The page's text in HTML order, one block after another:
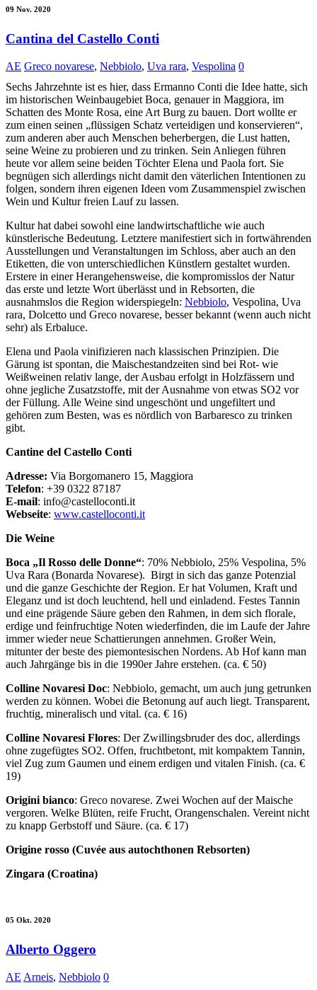
09 Nov. 2020
Cantina del Castello Conti
AE Greco novarese, Nebbiolo, Uva rara, Vespolina 0
Sechs Jahrzehnte ist es hier, dass Ermanno Conti die Idee hatte, sich
im historischen Weinbaugebiet Boca, genauer in Maggiora, im
Schatten des Monte Rosa, eine Art Burg zu bauen. Dort wollte er
zum einen seinen „flüssigen Schatz verteidigen und konservieren“,
zum anderen aber auch Menschen beherbergen, die Lust hatten,
seine Weine zu probieren und zu trinken. Sein Anliegen führen
heute vor allem seine beiden Töchter Elena und Paola fort. Sie
begnügen sich allerdings nicht damit den väterlichen Intentionen zu
folgen, sondern ihren eigenen Ideen vom Zusammenspiel zwischen
Wein und Kultur freien Lauf zu lassen.
Kultur hat dabei sowohl eine landwirtschaftliche wie auch
künstlerische Bedeutung. Letztere manifestiert sich in fortwährenden
Ausstellungen und Veranstaltungen im Schloss, aber auch an den
Etiketten, die von unterschiedlichen Künstlern gestaltet wurden.
Erstere in einer Herangehensweise, die kompromisslos der Natur
das erste und letzte Wort überlässt und in Rebsorten, die
ausnahmslos die Region widerspiegeln: Nebbiolo, Vespolina, Uva
rara, Dolcetto und Greco novarese, besser bekannt (wenn auch nicht
sehr) als Erbaluce.
Elena und Paola vinifizieren nach klassischen Prinzipien. Die
Gärung ist spontan, die Maischestandzeiten sind bei Rot- wie
Weißweinen relativ lange, der Ausbau erfolgt in Holzfässern und
ohne jegliche Zusatzstoffe, mit der Ausnahme von etwas SO2 vor
der Füllung. Alle Weine sind ungeschönt und ungefiltert und
gehören zum Besten, was es nördlich von Barbaresco zu trinken
gibt.
Cantine del Castello Conti
Adresse: Via Borgomanero 15, Maggiora
Telefon: +39 0322 87187
E-mail: info@castelloconti.it
Webseite: www.castelloconti.it
Die Weine
Boca „Il Rosso delle Donne“: 70% Nebbiolo, 25% Vespolina, 5%
Uva Rara (Bonarda Novarese). Birgt in sich das ganze Potenzial
und die ganze Geschichte der Region. Er hat Volumen, Kraft und
Eleganz und ist doch leuchtend, hell und einladend. Festes Tannin
und eine prägende Säure geben den Rahmen, in dem sich florale,
erdige und feinfruchtige Noten wiederfinden, die im Laufe der Jahre
immer wieder neue Schattierungen annehmen. Großer Wein,
mitunter der beste des piemontesischen Nordens. Ab Hof kann man
auch Jahrgänge bis in die 1990er Jahre erstehen. (ca. € 50)
Colline Novaresi Doc: Nebbiolo, gemacht, um auch jung getrunken
werden zu können. Wobei die Betonung auf auch liegt. Transparent,
fruchtig, mineralisch und vital. (ca. € 16)
Colline Novaresi Flores: Der Zwillingsbruder des doc, allerdings
ohne zugefügtes SO2. Offen, fruchtbetont, mit kompaktem Tannin,
viel Zug zum Gaumen und einem erdigen und vitalen Finish. (ca. €
19)
Origini bianco: Greco novarese. Zwei Wochen auf der Maische
vergoren. Welke Blüten, reife Frucht, Orangenschalen. Vereint nicht
zu knapp Gerbstoff und Säure. (ca. € 17)
Origine rosso (Cuvée aus autochthonen Rebsorten)
Zingara (Croatina)
05 Okt. 2020
Alberto Oggero
AE Arneis, Nebbiolo 0